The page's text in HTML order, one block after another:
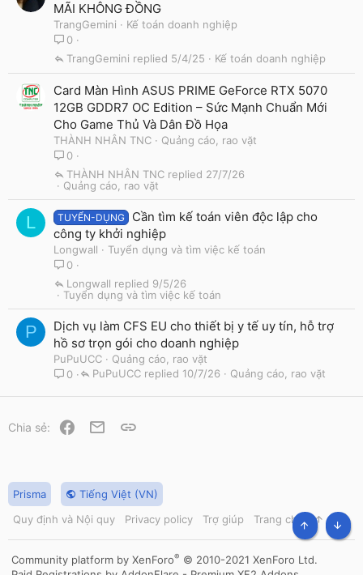
MÃI KHÔNG ĐỒNG
TrangGemini
Kế toán doanh nghiệp
0
Kế toán doanh nghiệp
5/4/25
TrangGemini
Card Màn Hình ASUS PRIME GeForce RTX 5070
12GB GDDR7 OC Edition – Sức Mạnh Chuẩn Mới
Cho Game Thủ Và Dân Đồ Họa
THÀNH NHÂN TNC
Quảng cáo, rao vặt
0
Quảng cáo, rao vặt
27/7/26
THÀNH NHÂN TNC
L TUYỂN-DỤNG
Cần tìm kế toán viên độc lập cho
công ty khởi nghiệp
Longwall
Tuyển dụng và tìm việc kế toán
0
Tuyển dụng và tìm việc kế toán
9/5/26
Longwall
P
Dịch vụ làm CFS EU cho thiết bị y tế uy tín, hỗ trợ
hồ sơ trọn gói cho doanh nghiệp
PuPuUCC
Quảng cáo, rao vặt
0
Quảng cáo, rao vặt
10/7/26
PuPuUCC
Chia sẻ: Facebook
Email
Prisma
Tiếng Việt (VN)
Quy định và Nội quy
Privacy policy Trợ giúp Trang chủ
R
S
Community platform by XenForo® © 2010-2021 XenForo Ltd.
TOP